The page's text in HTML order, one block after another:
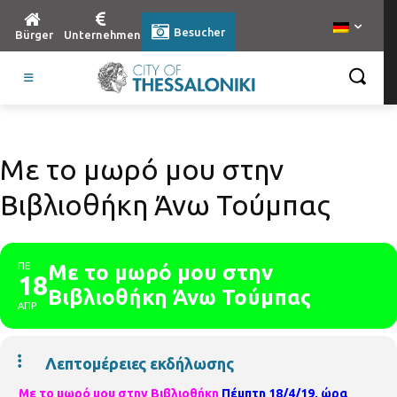
Bürger Unternehmen Besucher
Με το μωρό μου στην
Βιβλιοθήκη Άνω Τούμπας
ΠΕ
18
ΑΠΡ
Με το μωρό μου στην
Βιβλιοθήκη Άνω Τούμπας
Λεπτομέρειες εκδήλωσης
Με το μωρό μου στην Βιβλιοθήκη Πέμπτη 18/4/19, ώρα